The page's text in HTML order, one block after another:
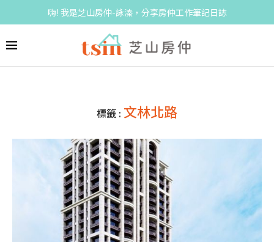
嗨! 我是芝山房仲-詠溱，分享房仲工作筆記日誌
標籤 : 文林北路